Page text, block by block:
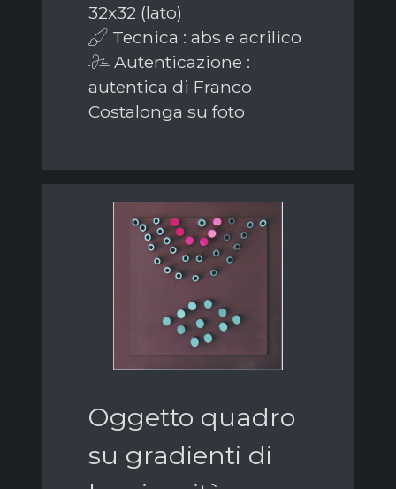
32x32 (lato)
Tecnica : abs e acrilico
Autenticazione :
autentica di Franco
Costalonga su foto
Oggetto quadro
su gradienti di